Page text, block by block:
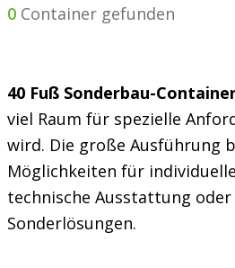
0 Container gefunden
40 Fuß Sonderbau-
viel Raum für spezielle
wird. Die große Ausführung
Möglichkeiten für
technische Ausstattung
Sonderlösungen.